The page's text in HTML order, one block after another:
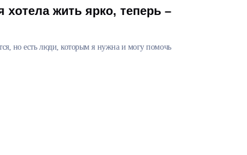
жить ярко, теперь –
но есть люди, которым я нужна и могу помочь